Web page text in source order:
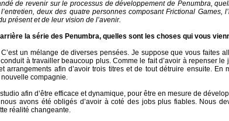
de revenir sur le processus de développement de Penumbra,
deux des quatre personnes composant Frictional
présent et de leur vision de l’avenir.
la série des Penumbra, quelles sont les choses qui vous
un mélange de diverses pensées. Je suppose que vous faites
à travailler beaucoup plus. Comme le fait d’avoir à repenser
arrangements afin d’avoir trois titres et de tout détruire ensuite.
compagnie.
afin d’être efficace et dynamique, pour être en mesure de
avons été obligés d’avoir à coté des jobs plus fiables. Nous
réalité changeante.